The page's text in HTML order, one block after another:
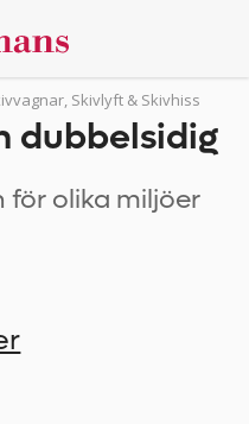
Skivlyft & Skivhiss
dubbelsidig
för olika miljöer